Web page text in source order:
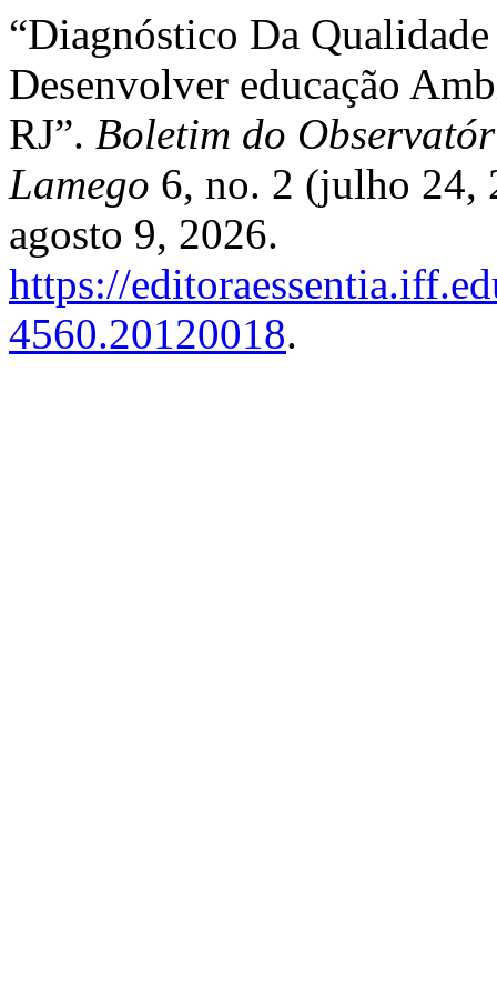
“Diagnóstico Da
Desenvolver educação
RJ”. Boletim do
Lamego 6, no. 2 (julho 24,
agosto 9, 2026.
https://
4560.20120018.